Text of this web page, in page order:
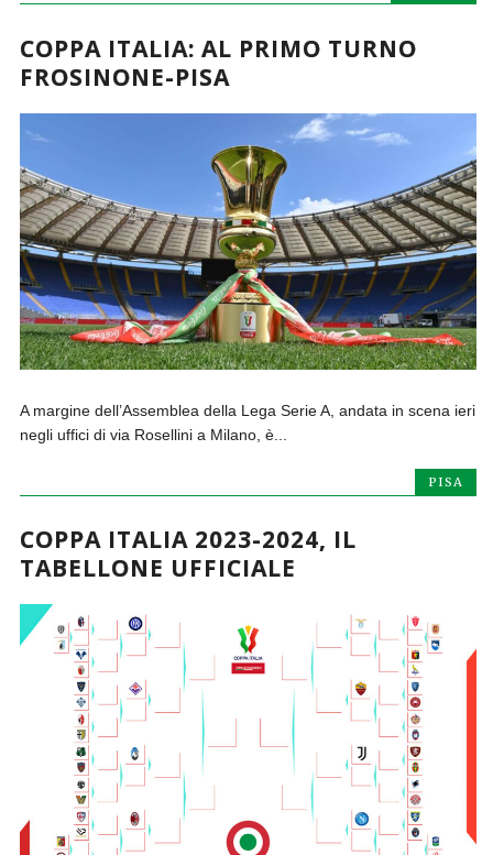
COPPA ITALIA: AL PRIMO TURNO
FROSINONE-PISA
A margine dell’Assemblea della Lega Serie A, andata in scena ieri
negli uffici di via Rosellini a Milano, è...
PISA
COPPA ITALIA 2023-2024, IL
TABELLONE UFFICIALE